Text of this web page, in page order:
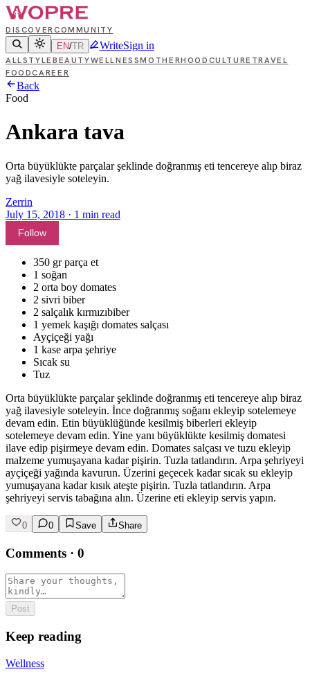
DISCOVERCOMMUNITY
EN/TR WriteSign in
ALLSTYLE BEAUTYWELLNESSMOTHERHOOD CULTURE TRAVEL
FOODCAREER
Back
Food
Ankara tava
Orta büyüklükte parçalar şeklinde doğranmış eti tencereye alıp biraz
yağ ilavesiyle soteleyin.
Zerrin
July 15, 2018 · 1 min read
Follow
350 gr parça et
1 soğan
2 orta boy domates
2 sivri biber
2 salçalık kırmızıbiber
1 yemek kaşığı domates salçası
Ayçiçeği yağı
1 kase arpa şehriye
Sıcak su
Tuz
Orta büyüklükte parçalar şeklinde doğranmış eti tencereye alıp biraz
yağ ilavesiyle soteleyin. İnce doğranmış soğanı ekleyip sotelemeye
devam edin. Etin büyüklüğünde kesilmiş biberleri ekleyip
sotelemeye devam edin. Yine yanı büyüklükte kesilmiş domatesi
ilave edip pişirmeye devam edin. Domates salçası ve tuzu ekleyip
malzeme yumuşayana kadar pişirin. Tuzla tatlandırın. Arpa şehriyeyi
ayçiçeği yağında kavurun. Üzerini geçecek kadar sıcak su ekleyip
yumuşayana kadar kısık ateşte pişirin. Tuzla tatlandırın. Arpa
şehriyeyi servis tabağına alın. Üzerine eti ekleyip servis yapın.
0 0 Save Share
Comments · 0
Post
Keep reading
Wellness